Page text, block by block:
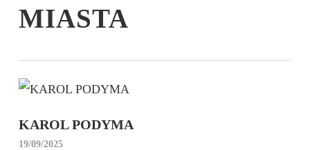
MIASTA
KAROL PODYMA
19/09/2025